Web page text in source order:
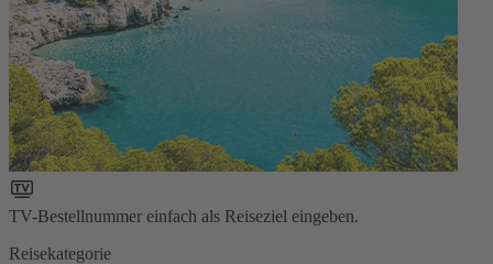
TV-Bestellnummer einfach als Reiseziel eingeben.
Reisekategorie